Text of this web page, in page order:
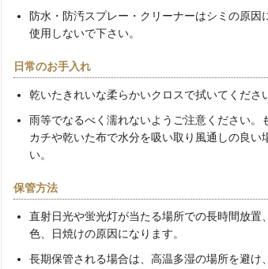
防水・防汚スプレー・クリーナーはシミの原因
使用しないで下さい。
日常のお手入れ
乾いたきれいな柔らかいクロスで拭いてくださ
雨等でなるべく濡れないようご注意ください。
カチや乾いた布で水分を吸い取り風通しの良い
い。
保管方法
直射日光や蛍光灯が当たる場所での長時間放置
色、日焼けの原因になります。
長期保管される場合は、高温多湿の場所を避け